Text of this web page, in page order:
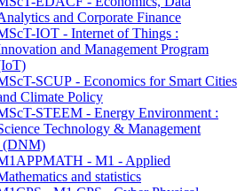
and Corporate Finance
IOT - Internet of Things :
and Management Program
SCUP - Economics for Smart Cities
Climate Policy
STEEM - Energy Environment :
Technology & Management
(DNM)
- M1 - Applied
and statistics